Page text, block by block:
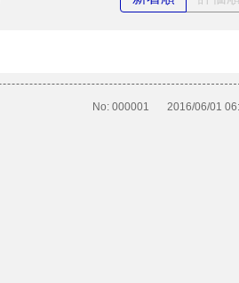
No: 000001 2016/06/01